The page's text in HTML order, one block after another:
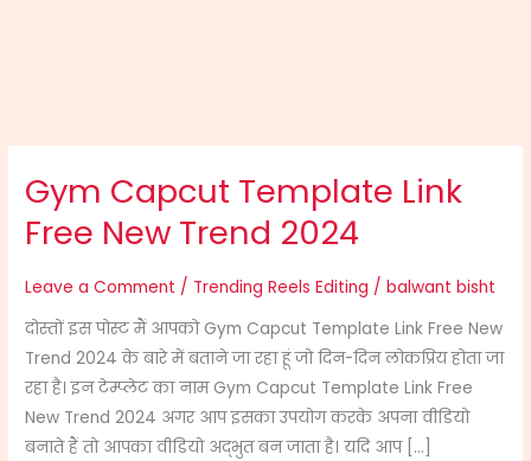
Gym Capcut Template Link
Free New Trend 2024
Leave a Comment / Trending Reels Editing /balwant bisht
दोस्तों इस पोस्ट मैं आपको Gym Capcut Template Link Free New
Trend 2024 के बारे में बताने जा रहा हूं जो दिन-दिन लोकप्रिय होता जा
रहा है। इन टेम्प्लेट का नाम Gym Capcut Template Link Free
New Trend 2024 अगर आप इसका उपयोग करके अपना वीडियो
बनाते हैं तो आपका वीडियो अद्भुत बन जाता है। यदि आप […]
Gym
Capcut
Template
New
Trend
2024